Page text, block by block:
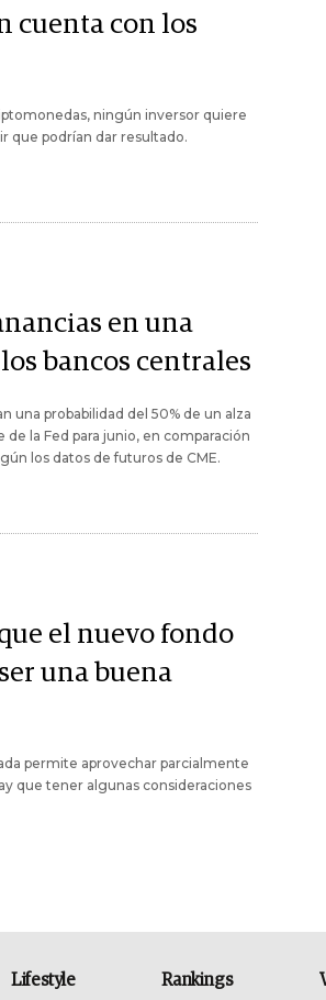
cuenta con los
ningún inversor quiere
que podrían dar resultado.
en una
bancos centrales
una probabilidad del 50% de un alza
de la Fed para junio, en comparación
los datos de futuros de CME.
el nuevo fondo
una buena
permite aprovechar parcialmente
que tener algunas consideraciones
Lifestyle Rankings